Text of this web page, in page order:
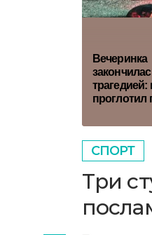
Вечеринка
проглотил
СПОРТ
Три